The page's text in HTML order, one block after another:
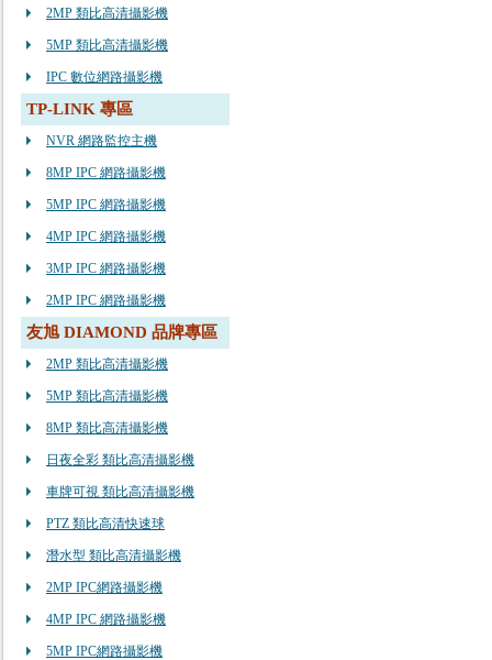
2MP 類比高清攝影機
5MP 類比高清攝影機
IPC 數位網路攝影機
TP-LINK 專區
NVR 網路監控主機
8MP IPC 網路攝影機
5MP IPC 網路攝影機
4MP IPC 網路攝影機
3MP IPC 網路攝影機
2MP IPC 網路攝影機
友旭 DIAMOND 品牌專區
2MP 類比高清攝影機
5MP 類比高清攝影機
8MP 類比高清攝影機
日夜全彩 類比高清攝影機
車牌可視 類比高清攝影機
PTZ 類比高清快速球
潛水型 類比高清攝影機
2MP IPC網路攝影機
4MP IPC 網路攝影機
5MP IPC網路攝影機